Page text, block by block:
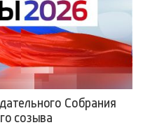
Собрания
созыва